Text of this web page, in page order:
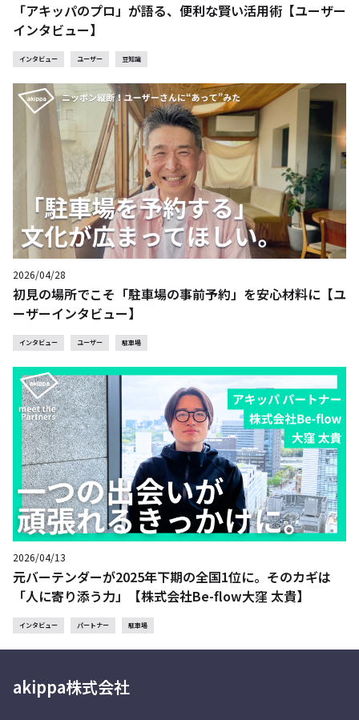
「アキッパのプロ」が語る、便利な賢い活用術【ユーザー
インタビュー】
インタビュー ユーザー 豆知識
2026/04/28
初見の場所でこそ「駐車場の事前予約」を安心材料に【ユ
ーザーインタビュー】
インタビュー ユーザー 駐車場
2026/04/13
元バーテンダーが2025年下期の全国1位に。そのカギは
「人に寄り添う力」【株式会社Be-flow大窪 太貴】
インタビュー パートナー 駐車場
akippa株式会社